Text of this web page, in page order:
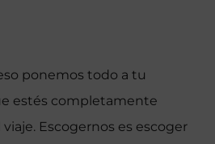
ponemos todo a tu
estés completamente
Escogernos es escoger